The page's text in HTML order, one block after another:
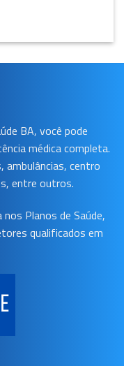
BA, você pode
médica completa.
ambulâncias, centro
entre outros.
Planos de Saúde,
qualificados em